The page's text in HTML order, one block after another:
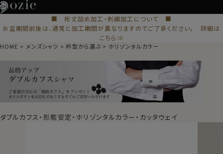
■ 裄丈詰め加工・刺繍加工について ■
お盆期間前後は、通常と加工期間が異なりますのでご了承ください。 詳細は
こちら⇒
HOME メンズシャツ 衿型から選ぶ ホリゾンタルカラー
ダブルカフス・形態安定・ホリゾンタルカラー・カッタウェイ